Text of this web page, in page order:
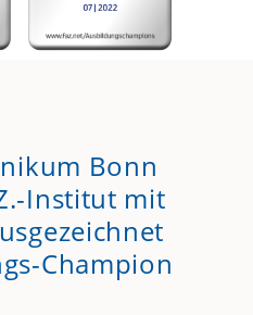
Bonn
Institut mit
Champion